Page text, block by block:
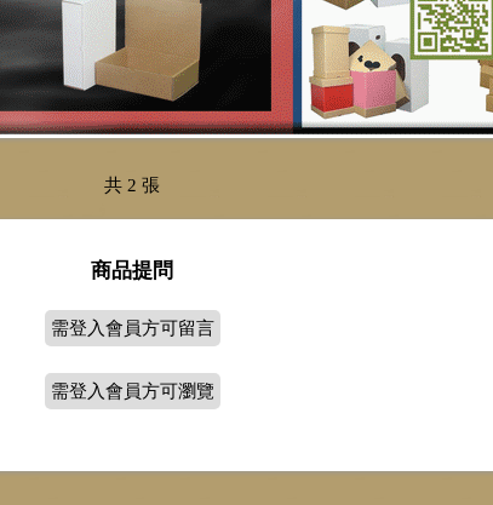
共 2 張
商品提問
需登入會員方可留言
需登入會員方可瀏覽